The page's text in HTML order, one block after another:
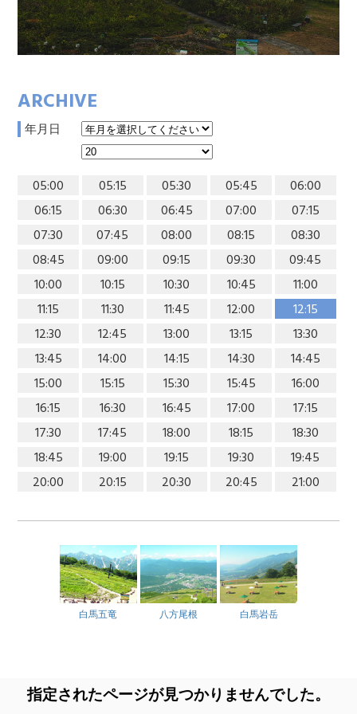
ARCHIVE
年月日
05:00 05:15 05:30 05:45
06:00
06:15
06:30 06:45 07:00
07:15
07:30
07:45 08:00 08:15
08:30
08:45
09:00 09:15 09:30
09:45
10:00
10:15 10:30 10:45
11:00
11:15
11:30 11:45 12:00
12:15
12:30
12:45 13:00 13:15
13:30
13:45
14:00 14:15 14:30
14:45
15:00
15:15 15:30 15:45
16:00
16:15
16:30 16:45 17:00
17:15
17:30
17:45 18:00 18:15
18:30
18:45
19:00 19:15 19:30
19:45
20:00
20:15 20:30 20:45 21:00
白馬五竜 八方尾根 白馬岩岳